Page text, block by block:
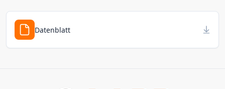
Datenblatt